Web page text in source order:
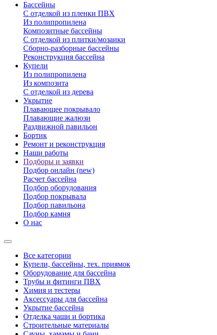
Бассейны
С отделкой из пленки ПВХ
Из полипропилена
Композитные бассейны
С отделкой из плитки/мозаики
Сборно-разборные бассейны
Реконструкция бассейна
Купели
Из полипропилена
Из композита
С отделкой из дерева
Укрытие
Плавающее покрывало
Плавающие жалюзи
Раздвижной павильон
Бортик
Ремонт и реконструкция
Наши работы
Подборы и заявки
Подбор онлайн (new)
Расчет бассейна
Подбор оборудования
Подбор покрывала
Подбор павильона
Подбор камня
О нас
Все категории
Купели, бассейны, тех. приямок
Оборудование для бассейна
Трубы и фитинги ПВХ
Химия и тестеры
Аксессуары для бассейна
Укрытие бассейна
Отделка чаши и бортика
Строительные материалы